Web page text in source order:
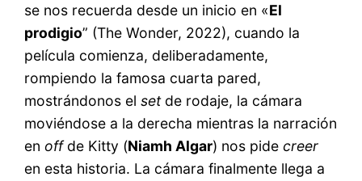
se nos recuerda desde un inicio en «El
prodigio” (The Wonder, 2022), cuando la
película comienza, deliberadamente,
rompiendo la famosa cuarta pared,
mostrándonos elset de rodaje, la cámara
moviéndose a la derecha mientras la narración
enoffde Kitty (Niamh Algar) nos pidecreer
en esta historia. La cámara finalmente llega a